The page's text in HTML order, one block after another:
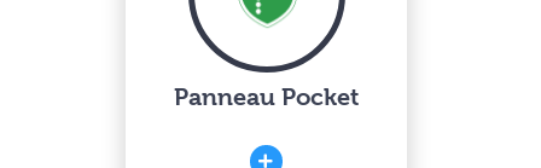
Panneau Pocket